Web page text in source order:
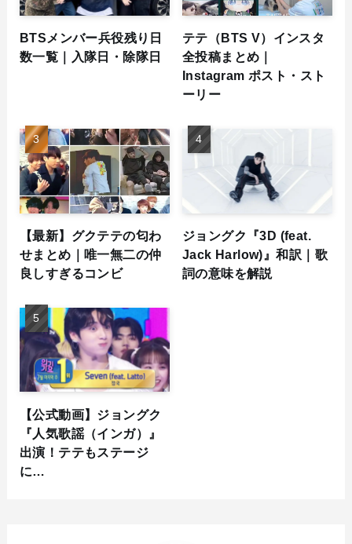
BTSメンバー兵役残り日
数一覧｜入隊日・除隊日
テテ（BTS V）インスタ
全投稿まとめ｜
Instagram ポスト・スト
ーリー
【最新】グクテテの匂わ
せまとめ｜唯一無二の仲
良しすぎるコンビ
ジョングク『3D (feat.
Jack Harlow)』和訳｜歌
詞の意味を解説
【公式動画】ジョングク
『人気歌謡（インガ）』
出演！テテもステージ
に…